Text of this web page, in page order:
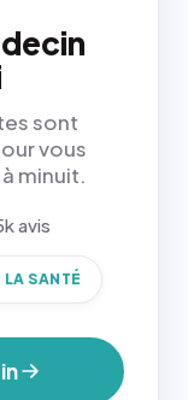
sont
vous
minuit.
avis
LA SANTÉ